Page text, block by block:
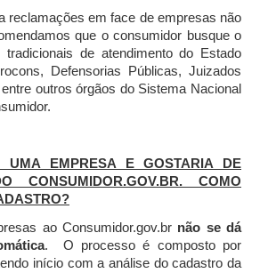
reclamações em face de empresas não
que o consumidor busque o
de atendimento do Estado
Defensorias Públicas, Juizados
outros órgãos do Sistema Nacional
UMA EMPRESA E GOSTARIA DE
CONSUMIDOR.GOV.BR. COMO
ao Consumidor.gov.br não se dá
. O processo é composto por
início com a análise do cadastro da